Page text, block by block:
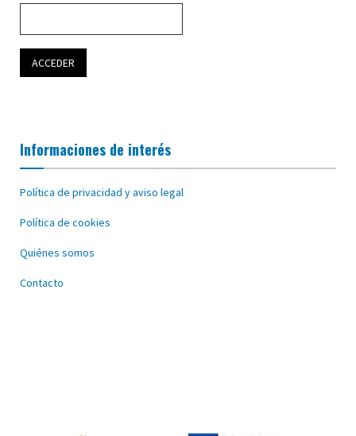
Informaciones de interés
Política de privacidad y aviso legal
Política de cookies
Quiénes somos
Contacto